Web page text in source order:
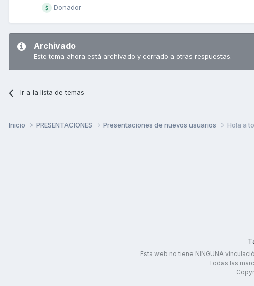
Donador
Archivado
Este tema ahora está archivado y cerrado a otras respuestas.
Ir a la lista de temas
Inicio PRESENTACIONES Presentaciones de nuevos usuarios Hola a
Esta web no tiene NINGUNA
Todas las